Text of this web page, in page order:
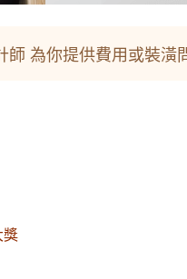
師 為你提供費用或裝潢
獎